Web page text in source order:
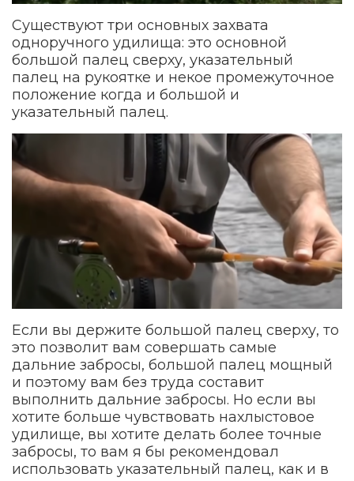
Существуют три основных захвата
одноручного удилища: это основной
большой палец сверху, указательный
палец на рукоятке и некое промежуточное
положение когда и большой и
указательный палец.
Если вы держите большой палец сверху, то
это позволит вам совершать самые
дальние забросы, большой палец мощный
и поэтому вам без труда составит
выполнить дальние забросы. Но если вы
хотите больше чувствовать нахлыстовое
удилище, вы хотите делать более точные
забросы, то вам я бы рекомендовал
использовать указательный палец, как и в